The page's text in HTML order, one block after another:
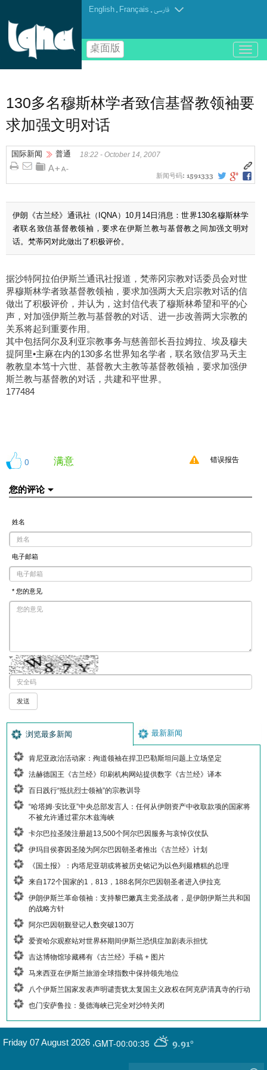
English . Français .فارسی
桌面版
باز
و
منو
130多名穆斯林学者致信基督教领袖要
求加强文明对话
国际新闻 普通 18:22 - October 14, 2007
新闻号码: 1591333
伊朗《古兰经》通讯社（IQNA）10月14日消息：世界130名穆斯林学
者联名致信基督教领袖，要求在伊斯兰教与基督教之间加强文明对
话。梵蒂冈对此做出了积极评价。
据沙特阿拉伯伊斯兰通讯社报道，梵蒂冈宗教对话委员会对世
界穆斯林学者致基督教领袖，要求加强两大天启宗教对话的信
做出了积极评价，并认为，这封信代表了穆斯林希望和平的心
声，对加强伊斯兰教与基督教的对话、进一步改善两大宗教的
关系将起到重要作用。
其中包括阿尔及利亚宗教事务与慈善部长吾拉姆拉、埃及穆夫
提阿里•主麻在内的130多名世界知名学者，联名致信罗马天主
教教皇本笃十六世、基督教大主教等基督教领袖，要求加强伊
斯兰教与基督教的对话，共建和平世界。
177484
0 满意 错误报告
您的评论
姓名
电子邮箱
* 您的意见
浏览最多新闻 最新新闻
肯尼亚政治活动家：殉道领袖在捍卫巴勒斯坦问题上立场坚定
法赫德国王《古兰经》印刷机构网站提供数字《古兰经》译本
百日践行“抵抗烈士领袖”的宗教训导
“哈塔姆·安比亚”中央总部发言人：任何从伊朗资产中收取款项的国家将
不被允许通过霍尔木兹海峡
卡尔巴拉圣陵注册超13,500个阿尔巴因服务与哀悼仪仗队
伊玛目侯赛因圣陵为阿尔巴因朝圣者推出《古兰经》计划
《国土报》：内塔尼亚胡或将被历史铭记为以色列最糟糕的总理
来自172个国家的1，813，188名阿尔巴因朝圣者进入伊拉克
伊朗伊斯兰革命领袖：支持黎巴嫩真主党圣战者，是伊朗伊斯兰共和国
的战略方针
阿尔巴因朝觐登记人数突破130万
爱资哈尔观察站对世界杯期间伊斯兰恐惧症加剧表示担忧
吉达博物馆珍藏稀有《古兰经》手稿 + 图片
马来西亚在伊斯兰旅游全球指数中保持领先地位
八个伊斯兰国家发表声明谴责犹太复国主义政权在阿克萨清真寺的行动
也门安萨鲁拉：曼德海峡已完全对沙特关闭
GMT-00:00:35 9.91°
Friday 07 August 2026 ,